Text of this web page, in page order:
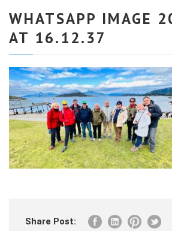
WHATSAPP IMAGE
AT 16.12.37
Share Post: